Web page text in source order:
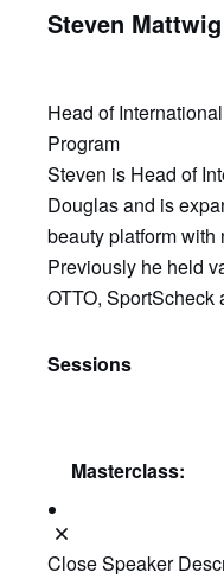
Steven Mattwig
Head of
Program
Steven is Head of
Douglas and is
beauty platform
Previously he held
OTTO, SportScheck
Sessions
Masterclass:
Close Speaker